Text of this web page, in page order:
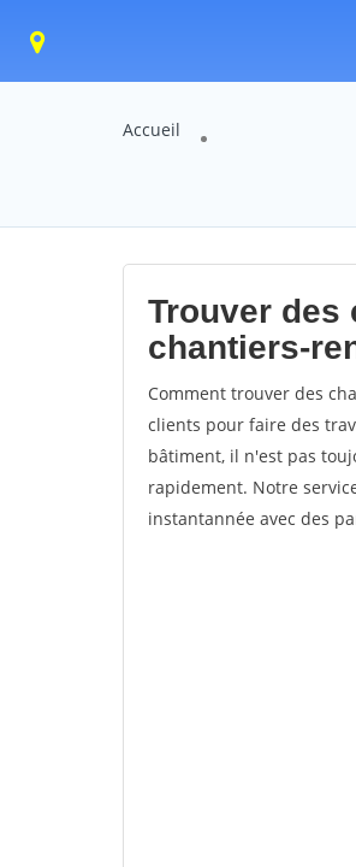
Accueil
Trouver des
chantiers-
Comment trouver des
clients pour faire des
bâtiment, il n'est pas
rapidement. Notre
instantannée avec des